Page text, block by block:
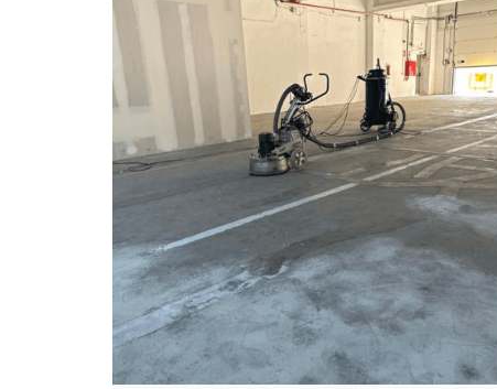
De Quirós Pavimentos trabaja en el
sector de la construcción, empresa